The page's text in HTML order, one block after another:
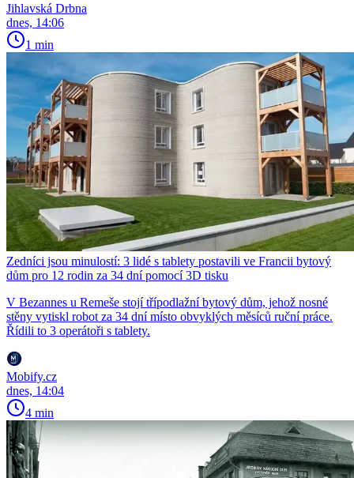
Jihlavská Drbna
dnes, 14:06
1 min
Zedníci jsou minulostí: 3 lidé s tablety postavili ve Francii bytový
dům pro 12 rodin za 34 dní pomocí 3D tisku
V Bezannes u Remeše stojí třípodlažní bytový dům, jehož nosné
stěny vytiskl robot za 34 dní místo obvyklých měsíců ruční práce.
Řídili to 3 operátoři s tablety.
Mobify.cz
dnes, 14:04
4 min